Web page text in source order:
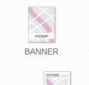
BANNER